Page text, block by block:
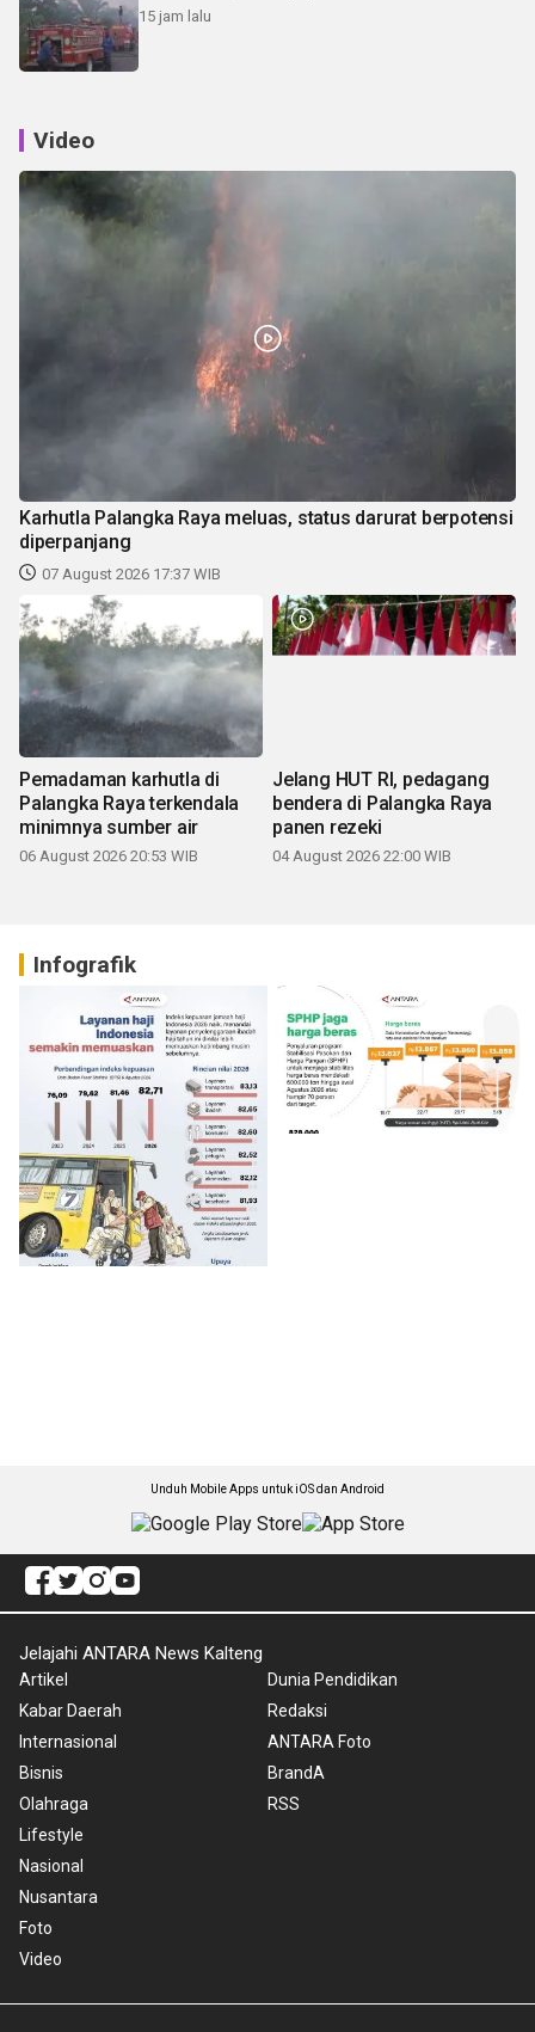
15 jam lalu
Video
Karhutla Palangka Raya meluas, status darurat berpotensi
diperpanjang
07 August 2026 17:37 WIB
Pemadaman karhutla di
Palangka Raya terkendala
minimnya sumber air
06 August 2026 20:53 WIB
Jelang HUT RI, pedagang
bendera di Palangka Raya
panen rezeki
04 August 2026 22:00 WIB
Infografik
Unduh Mobile Apps untuk iOS dan Android
Jelajahi ANTARA News Kalteng
Artikel
Kabar Daerah
Internasional
Bisnis
Olahraga
Lifestyle
Nasional
Nusantara
Foto
Video
Dunia Pendidikan
Redaksi
ANTARA Foto
BrandA
RSS